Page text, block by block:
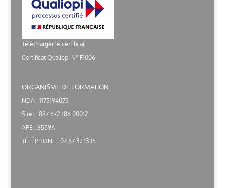
Télécharger le certificat
Certificat Qualiopi N° F1006
ORGANISME DE FORMATION
NDA : 1175194075
Siret : 887 672 186 00012
APE : 8559A
TÉLÉPHONE : 07 67 37 13 15